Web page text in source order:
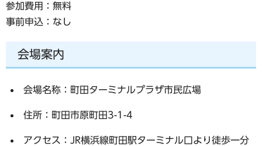
参加費用：無料
事前申込：なし
会場案内
会場名称：町田ターミナルプラザ市民広場
住所：町田市原町田3-1-4
アクセス：JR横浜線町田駅ターミナル口より徒歩一分